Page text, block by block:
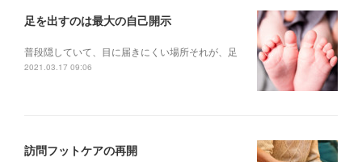
足を出すのは最大の自己開示
普段隠していて、目に届きにくい場所それが、足
2021.03.17 09:06
訪問フットケアの再開